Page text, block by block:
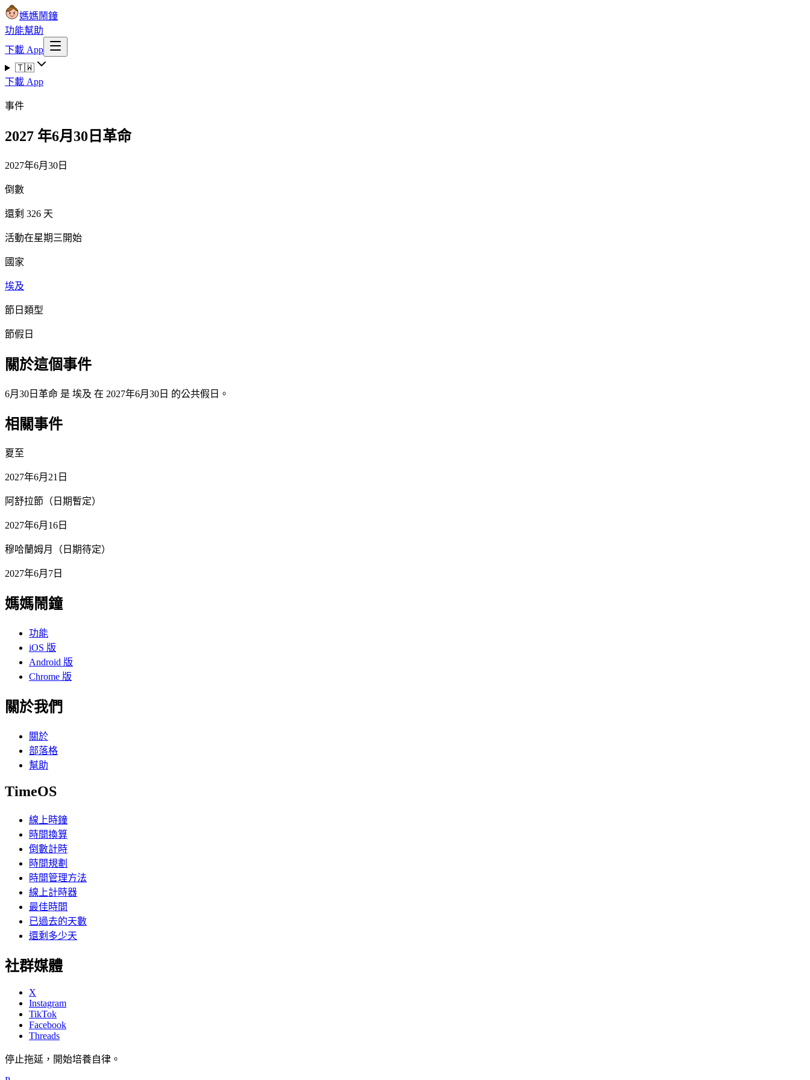
媽媽鬧鐘
功能幫助
下載 App
🇹🇼
下載 App
事件
2027 年6月30日革命
2027年6月30日
倒數
還剩 326 天
活動在星期三開始
國家
埃及
節日類型
節假日
關於這個事件
6月30日革命 是 埃及 在 2027年6月30日 的公共假日。
相關事件
夏至
2027年6月21日
阿舒拉節（日期暫定）
2027年6月16日
穆哈蘭姆月（日期待定）
2027年6月7日
媽媽鬧鐘
功能
iOS 版
Android 版
Chrome 版
關於我們
關於
部落格
幫助
TimeOS
線上時鐘
時間換算
倒數計時
時間規劃
時間管理方法
線上計時器
最佳時間
已過去的天數
還剩多少天
社群媒體
X
Instagram
TikTok
Facebook
Threads
停止拖延，開始培養自律。